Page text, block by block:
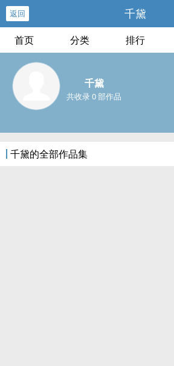
返回 千黛
首页 分类 排行
千黛
共收录 0 部作品
千黛的全部作品集